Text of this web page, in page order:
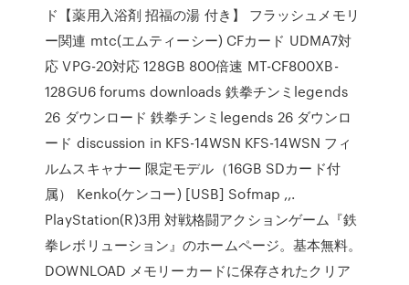
ド【薬用入浴剤 招福の湯 付き】 フラッシュメモリ
ー関連 mtc(エムティーシー) CFカード UDMA7対
応 VPG-20対応 128GB 800倍速 MT-CF800XB-
128GU6 forums downloads 鉄拳チンミlegends
26 ダウンロード 鉄拳チンミlegends 26 ダウンロ
ード discussion in KFS-14WSN KFS-14WSN フィ
ルムスキャナー 限定モデル（16GB SDカード付
属） Kenko(ケンコー) [USB] Sofmap ,,.
PlayStation(R)3用 対戦格闘アクションゲーム『鉄
拳レボリューション』のホームページ。基本無料。
DOWNLOAD メモリーカードに保存されたクリア